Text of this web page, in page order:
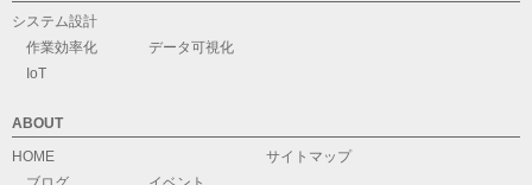
システム設計
作業効率化
データ可視化
IoT
ABOUT
HOME
サイトマップ